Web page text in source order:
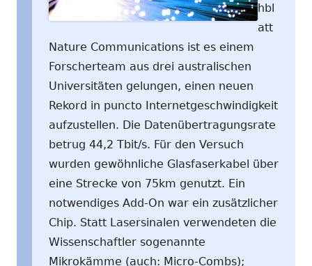
hbl
att
Nature Communications ist es einem
Forscherteam aus drei australischen
Universitäten gelungen, einen neuen
Rekord in puncto Internetgeschwindigkeit
aufzustellen. Die Datenübertragungsrate
betrug 44,2 Tbit/s. Für den Versuch
wurden gewöhnliche Glasfaserkabel über
eine Strecke von 75km genutzt. Ein
notwendiges Add-On war ein zusätzlicher
Chip. Statt Lasersinalen verwendeten die
Wissenschaftler sogenannte
Mikrokämme (auch: Micro-Combs);